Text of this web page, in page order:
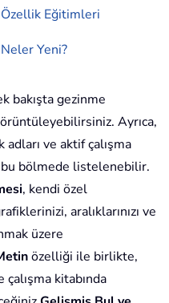
Özellik Eğitimleri
Neler Yeni?
bakışta gezinme
Ayrıca,
adları ve aktif çalışma
bu bölmede listelenebilir.
, kendi özel
aralıklarınızı ve
üzere
özelliği ile birlikte,
çalışma kitabında